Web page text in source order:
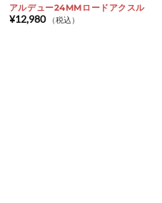
アルデュー24MMロードアクスル
¥12,980 （税込）